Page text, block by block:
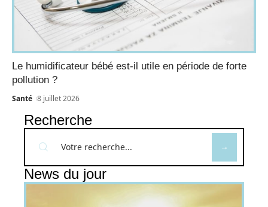
Le humidificateur bébé est-il utile en période de forte
pollution ?
Santé 8 juillet 2026
Recherche
News du jour